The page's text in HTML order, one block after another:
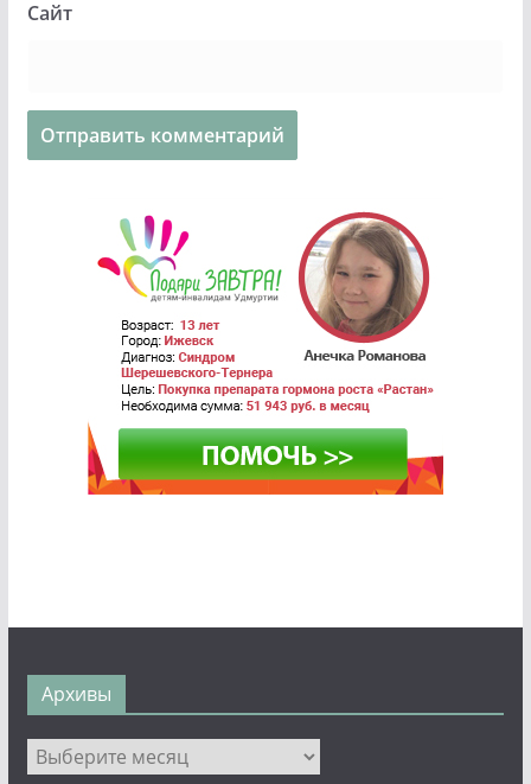
Сайт
Архивы
Архивы